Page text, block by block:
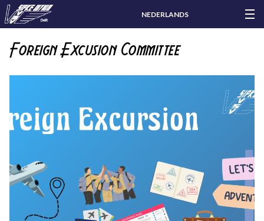
NEDERLANDS
Foreign Excusion Committee